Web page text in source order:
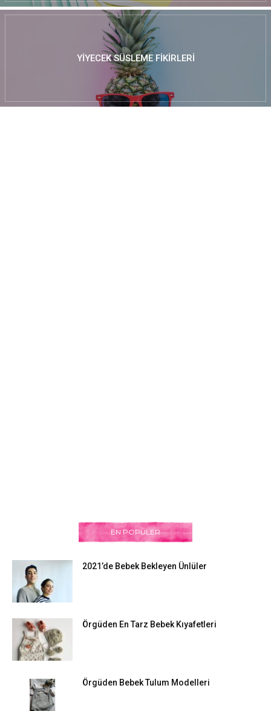
YIYECEK SÜSLEME FIKIRLERI
EN POPÜLER
2021’de Bebek Bekleyen Ünlüler
Örgüden En Tarz Bebek Kıyafetleri
Örgüden Bebek Tulum Modelleri